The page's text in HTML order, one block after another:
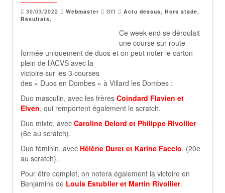
30/03/2022 Webmaster Off Actu dessus, Hors stade,
Résultats,
Ce week-end se déroulait
une course sur route
formée uniquement de duos et on peut noter le carton
plein de l’ACVS avec la
victoire sur les 3 courses
des « Duos en Dombes » à Villard les Dombes :
Duo masculin, avec les frères Coindard Flavien et
Elven, qui remportent également le scratch.
Duo mixte, avec Caroline Delord et Philippe Rivollier
(6e au scratch).
Duo féminin, avec Hélène Duret et Karine Faccio. (20e
au scratch).
Pour être complet, on notera également la victoire en
Benjamins de Louis Estublier et Martin Rivollier.